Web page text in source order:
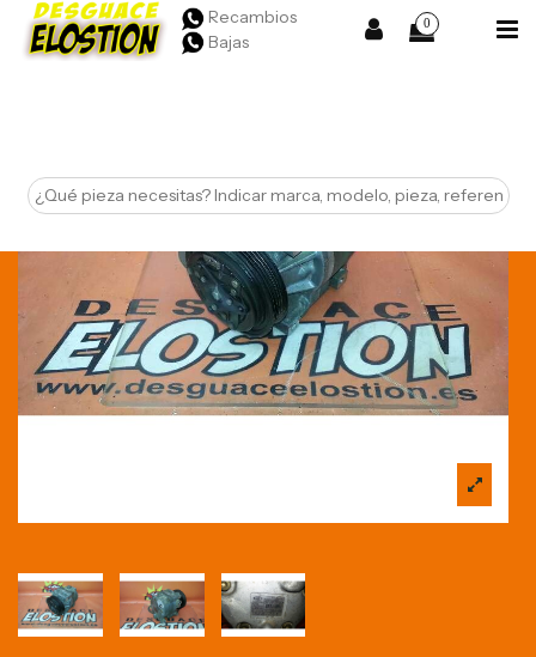
Recambios
Bajas
0